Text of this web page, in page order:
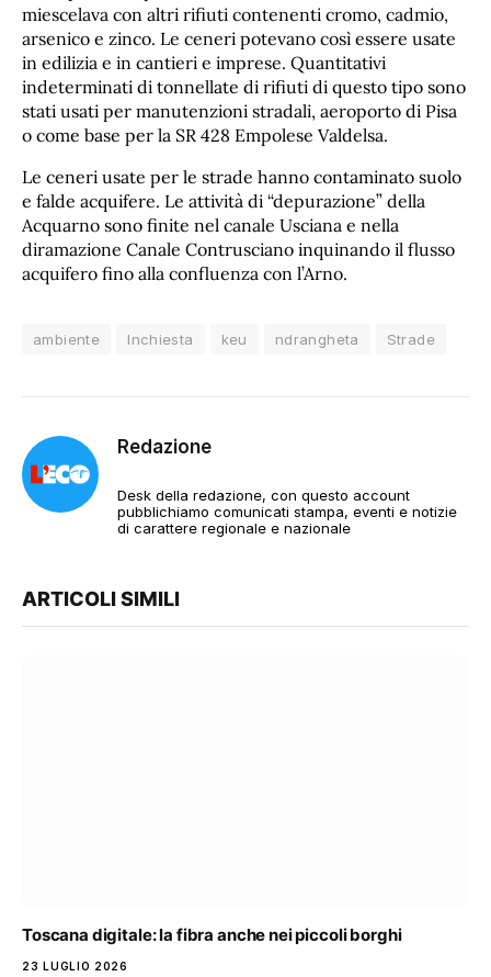
miescelava con altri rifiuti contenenti cromo, cadmio,
arsenico e zinco. Le ceneri potevano così essere usate
in edilizia e in cantieri e imprese. Quantitativi
indeterminati di tonnellate di rifiuti di questo tipo sono
stati usati per manutenzioni stradali, aeroporto di Pisa
o come base per la SR 428 Empolese Valdelsa.
Le ceneri usate per le strade hanno contaminato suolo
e falde acquifere. Le attività di “depurazione” della
Acquarno sono finite nel canale Usciana e nella
diramazione Canale Contrusciano inquinando il flusso
acquifero fino alla confluenza con l’Arno.
ambiente Inchiesta keu ndrangheta Strade
Redazione
Desk della redazione, con questo account
pubblichiamo comunicati stampa, eventi e notizie
di carattere regionale e nazionale
ARTICOLI SIMILI
Toscana digitale: la fibra anche nei piccoli borghi
23 LUGLIO 2026